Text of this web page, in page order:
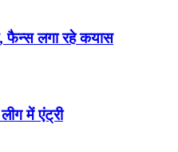
फैन्स लगा रहे कयास
में एंट्री